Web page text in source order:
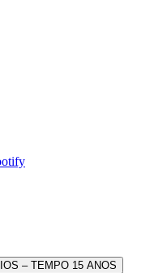
– TEMPO 15 ANOS